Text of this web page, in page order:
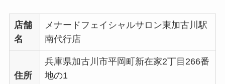
店舗
名
メナードフェイシャルサロン東加古川駅
南代行店
住所
兵庫県加古川市平岡町新在家2丁目266番
地の1